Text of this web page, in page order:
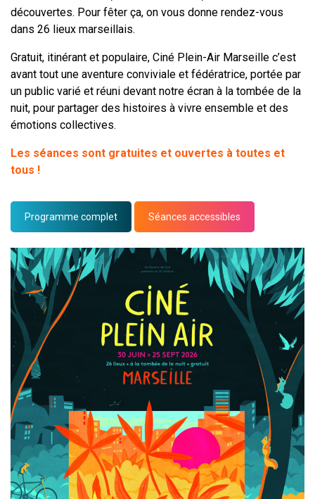
découvertes. Pour fêter ça, on vous donne rendez-vous
dans 26 lieux marseillais.
Gratuit, itinérant et populaire, Ciné Plein-Air Marseille c’est
avant tout une aventure conviviale et fédératrice, portée par
un public varié et réuni devant notre écran à la tombée de la
nuit, pour partager des histoires à vivre ensemble et des
émotions collectives.
Les séances sont gratuites et ouvertes à toutes et
tous !
Programme complet Séances accessibles